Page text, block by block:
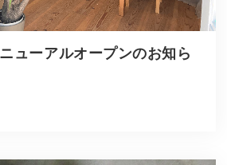
ューアルオープンのお知ら